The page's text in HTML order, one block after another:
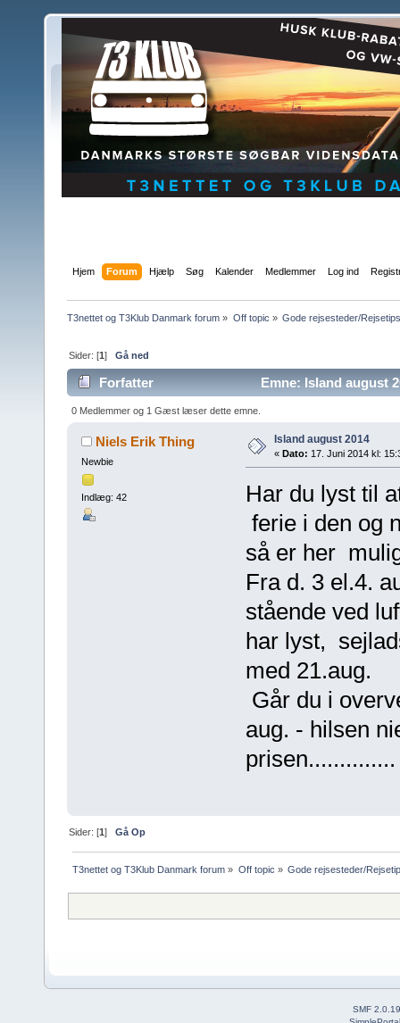
Hjem Forum Hjælp Søg Kalender Medlemmer Log ind
T3nettet og T3Klub Danmark forum » Off topic » Gode rejsesteder/Rejsetips
Sider: [1]Gå ned
Forfatter Emne: Island august
0 Medlemmer og 1 Gæst læser dette emne.
Niels Erik Thing
Newbie
Indlæg: 42
Island august 2014
« Dato: 17. Juni 2014 kl:
Har du lyst til
ferie i den og
så er her
Fra d. 3 el.4.
stående ved
har lyst,
med 21.aug.
Går du i
aug. - hilsen
Sider: [1]Gå Op
T3nettet og T3Klub Danmark forum » Off topic » Gode rejsesteder/
SMF 2.0.19